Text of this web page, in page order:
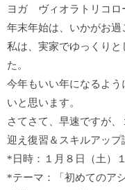
ヨガ ヴィオラトリコロ
年末年始は、いかがお過
私は、実家でゆっくり
た。
今年もいい年になるよ
いと思います。
さてさて、早速ですが
迎え復習＆スキルアップ
*日時：１月８日（土）
*テーマ：「初めてのア